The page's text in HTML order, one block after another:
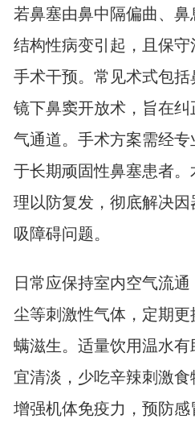
若鼻塞由鼻中隔偏曲、
结构性病变引起，且保
手术干预。常见术式包
镜下鼻窦开放术，旨在
气通道。手术方案需经
于长期顽固性鼻塞患者
理以防复发，彻底解决
吸障碍问题。
日常应保持室内空气流
尘等刺激性气体，定期
螨滋生。适量饮用温水
宜清淡，少吃辛辣刺激
增强机体免疫力，预防